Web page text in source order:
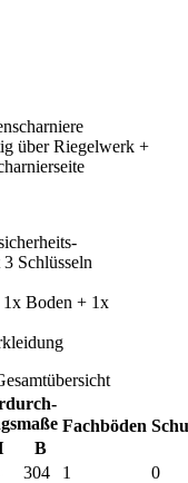
über Riegelwerk +
Schlüsseln
1x Boden + 1x
Fachböden
B
304 1
0